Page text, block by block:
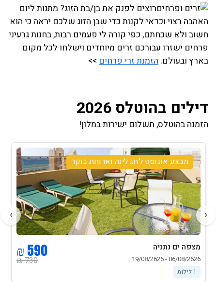
רוצים לפנק את בן/בת הזוג? מתנות ליום
האהבה רצוי וכדאי לקנות כדי שבן הזוג שלכם יראה כי הוא
חשוב ולא שכחתם, כפי קורה לי פעמים רבות, בחנות גרעיני
פרחים ישזרו עבורכם זרים מיוחדים וישלחו לכל מקום
בארץ ובעולם.הזמנת זרי פרחים>>
דילים בהוטלס 2026
הזמנה בהוטלס, תשלום ישירות במלון!
מבצע אוגוסט לזוג לינה וארוחת בוקר
מצפה ים נתניה
06/08/2626 - 19/08/2626
1 לילות
730 ₪
590 ₪
‹
›